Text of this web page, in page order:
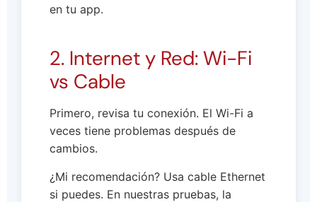
en tu app.
2. Internet y Red: Wi-Fi
vs Cable
Primero, revisa tu conexión. El Wi-Fi a
veces tiene problemas después de
cambios.
¿Mi recomendación? Usa cable Ethernet
si puedes. En nuestras pruebas, la